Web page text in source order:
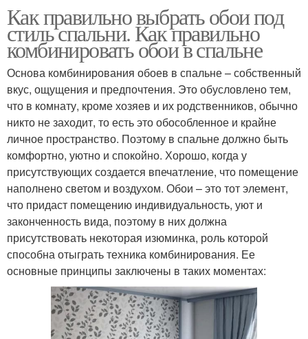
Как правильно выбрать обои под
стиль спальни. Как правильно
комбинировать обои в спальне
Основа комбинирования обоев в спальне – собственный
вкус, ощущения и предпочтения. Это обусловлено тем,
что в комнату, кроме хозяев и их родственников, обычно
никто не заходит, то есть это обособленное и крайне
личное пространство. Поэтому в спальне должно быть
комфортно, уютно и спокойно. Хорошо, когда у
присутствующих создается впечатление, что помещение
наполнено светом и воздухом. Обои – это тот элемент,
что придаст помещению индивидуальность, уют и
законченность вида, поэтому в них должна
присутствовать некоторая изюминка, роль которой
способна отыграть техника комбинирования. Ее
основные принципы заключены в таких моментах: